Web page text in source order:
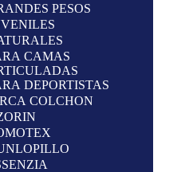
PESOS
CAMAS
DEPORTISTAS
COLCHON